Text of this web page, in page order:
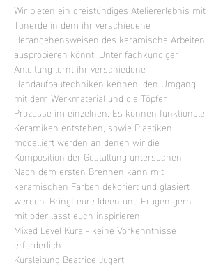
Wir bieten ein dreistündiges Ateliererlebnis mit
Tonerde in dem ihr verschiedene
Herangehensweisen des keramische Arbeiten
ausprobieren könnt. Unter fachkundiger
Anleitung lernt ihr verschiedene
Handaufbautechniken kennen, den Umgang
mit dem Werkmaterial und die Töpfer
Prozesse im einzelnen. Es können funktionale
Keramiken entstehen, sowie Plastiken
modelliert werden an denen wir die
Komposition der Gestaltung untersuchen.
Nach dem ersten Brennen kann mit
keramischen Farben dekoriert und glasiert
werden. Bringt eure Ideen und Fragen gern
mit oder lasst euch inspirieren.
Mixed Level Kurs - keine Vorkenntnisse
erforderlich
Kursleitung Beatrice Jugert